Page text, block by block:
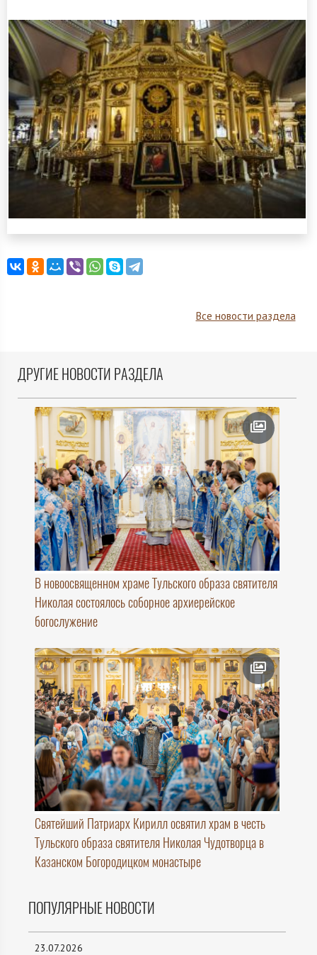
Все новости раздела
ДРУГИЕ НОВОСТИ РАЗДЕЛА
В новоосвященном храме Тульского образа святителя
Николая состоялось соборное архиерейское
богослужение
Святейший Патриарх Кирилл освятил храм в честь
Тульского образа святителя Николая Чудотворца в
Казанском Богородицком монастыре
ПОПУЛЯРНЫЕ НОВОСТИ
23.07.2026